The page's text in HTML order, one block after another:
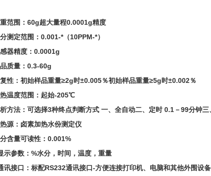
范围：60g超大量程0.0001g精度
测定范围：0.001-*（10PPM-*）
器精度：0.0001g
质量：0.3-60g
性：初始样品重量≥2g时±0.005％初始样品重量≥5g时±0.002％
温度范围：起始-205℃
方法：可选择3种终点判断方式 一、全自动二、定时 0.1－99分钟三
源：卤素加热水份测定仪
含量可读性：0.001%
示参数：%水分，时间，温度，重量
讯接口：标配RS232通讯接口-方便连接打印机、电脑和其他外围设